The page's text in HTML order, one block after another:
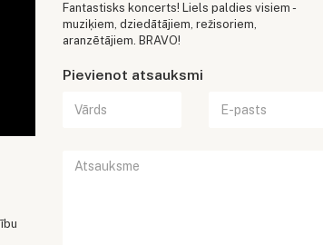
Fantastisks koncerts! Liels paldies visiem -
muziķiem, dziedātājiem, režisoriem,
aranzētājiem. BRAVO!
Pievienot atsauksmi